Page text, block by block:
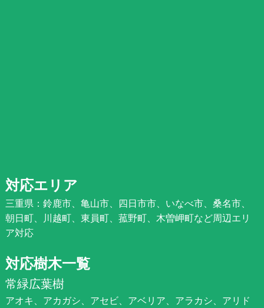
対応エリア
三重県：鈴鹿市、亀山市、四日市市、いなべ市、桑名市、
朝日町、川越町、東員町、菰野町、木曽岬町など周辺エリ
ア対応
対応樹木一覧
常緑広葉樹
アオキ、アカガシ、アセビ、アベリア、アラカシ、アリド